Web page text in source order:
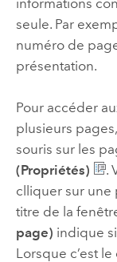
seule. Par
numéro de
présentation.
Pour accéder
plusieurs
souris sur les
(Propriétés)
.
clliquer sur une
titre de la
page) indique
Lorsque c’est